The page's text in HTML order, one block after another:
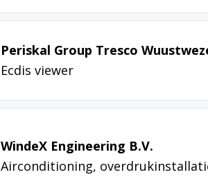
Periskal Group Tresco
Ecdis viewer
WindeX Engineering B.V.
Airconditioning,